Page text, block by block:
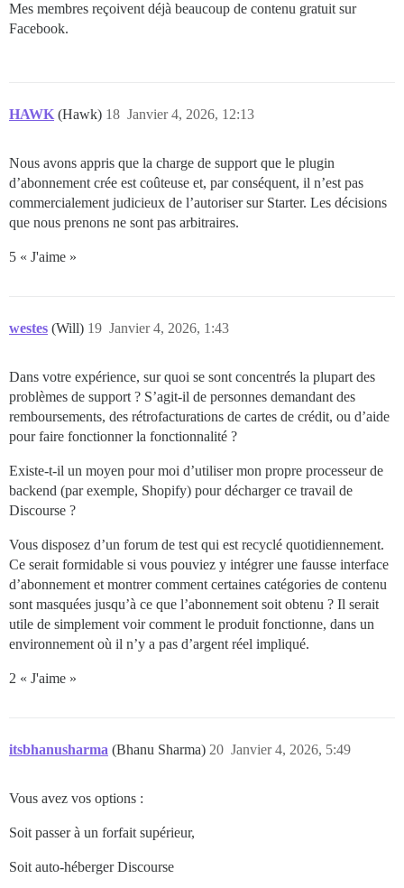
Mes membres reçoivent déjà beaucoup de contenu gratuit sur
Facebook.
HAWK (Hawk) Janvier 4, 2026, 12:13
18
Nous avons appris que la charge de support que le plugin
d’abonnement crée est coûteuse et, par conséquent, il n’est pas
commercialement judicieux de l’autoriser sur Starter. Les décisions
que nous prenons ne sont pas arbitraires.
5 « J'aime »
westes (Will) Janvier 4, 2026, 1:43
19
Dans votre expérience, sur quoi se sont concentrés la plupart des
problèmes de support ? S’agit-il de personnes demandant des
remboursements, des rétrofacturations de cartes de crédit, ou d’aide
pour faire fonctionner la fonctionnalité ?
Existe-t-il un moyen pour moi d’utiliser mon propre processeur de
backend (par exemple, Shopify) pour décharger ce travail de
Discourse ?
Vous disposez d’un forum de test qui est recyclé quotidiennement.
Ce serait formidable si vous pouviez y intégrer une fausse interface
d’abonnement et montrer comment certaines catégories de contenu
sont masquées jusqu’à ce que l’abonnement soit obtenu ? Il serait
utile de simplement voir comment le produit fonctionne, dans un
environnement où il n’y a pas d’argent réel impliqué.
2 « J'aime »
itsbhanusharma (Bhanu Sharma) Janvier 4, 2026, 5:49
20
Vous avez vos options :
Soit passer à un forfait supérieur,
Soit auto-héberger Discourse